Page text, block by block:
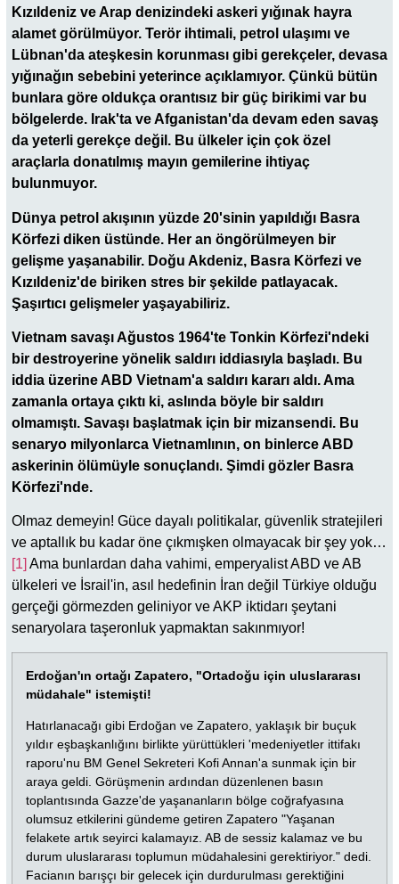
Kızıldeniz ve Arap denizindeki askeri yığınak hayra
alamet görülmüyor. Terör ihtimali, petrol ulaşımı ve
Lübnan'da ateşkesin korunması gibi gerekçeler, devasa
yığınağın sebebini yeterince açıklamıyor. Çünkü bütün
bunlara göre oldukça orantısız bir güç birikimi var bu
bölgelerde. Irak'ta ve Afganistan'da devam eden savaş
da yeterli gerekçe değil. Bu ülkeler için çok özel
araçlarla donatılmış mayın gemilerine ihtiyaç
bulunmuyor.
Dünya petrol akışının yüzde 20'sinin yapıldığı Basra
Körfezi diken üstünde. Her an öngörülmeyen bir
gelişme yaşanabilir. Doğu Akdeniz, Basra Körfezi ve
Kızıldeniz'de biriken stres bir şekilde patlayacak.
Şaşırtıcı gelişmeler yaşayabiliriz.
Vietnam savaşı Ağustos 1964'te Tonkin Körfezi'ndeki
bir destroyerine yönelik saldırı iddiasıyla başladı. Bu
iddia üzerine ABD Vietnam'a saldırı kararı aldı. Ama
zamanla ortaya çıktı ki, aslında böyle bir saldırı
olmamıştı. Savaşı başlatmak için bir mizansendi. Bu
senaryo milyonlarca Vietnamlının, on binlerce ABD
askerinin ölümüyle sonuçlandı. Şimdi gözler Basra
Körfezi'nde.
Olmaz demeyin! Güce dayalı politikalar, güvenlik stratejileri
ve aptallık bu kadar öne çıkmışken olmayacak bir şey yok…
[1] Ama bunlardan daha vahimi, emperyalist ABD ve AB
ülkeleri ve İsrail'in, asıl hedefinin İran değil Türkiye olduğu
gerçeği görmezden geliniyor ve AKP iktidarı şeytani
senaryolara taşeronluk yapmaktan sakınmıyor!
Erdoğan'ın ortağı Zapatero, "Ortadoğu için uluslararası
müdahale" istemişti!
Hatırlanacağı gibi Erdoğan ve Zapatero, yaklaşık bir buçuk
yıldır eşbaşkanlığını birlikte yürüttükleri 'medeniyetler ittifakı
raporu'nu BM Genel Sekreteri Kofi Annan'a sunmak için bir
araya geldi. Görüşmenin ardından düzenlenen basın
toplantısında Gazze'de yaşananların bölge coğrafyasına
olumsuz etkilerini gündeme getiren Zapatero "Yaşanan
felakete artık seyirci kalamayız. AB de sessiz kalamaz ve bu
durum uluslararası toplumun müdahalesini gerektiriyor." dedi.
Facianın barışçı bir gelecek için durdurulması gerektiğini